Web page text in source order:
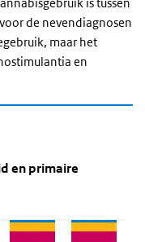
de nevendiagnosen
maar het
en
naar
leeftijd en primaire
en primaire
en primaire